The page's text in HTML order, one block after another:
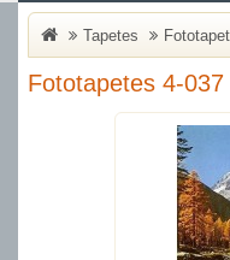
Tapetes
Fototapetes 4-037